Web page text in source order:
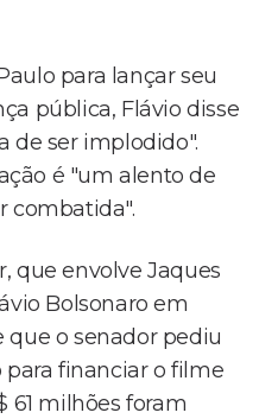
para lançar seu
pública, Flávio disse
de ser implodido".
é "um alento de
combatida".
que envolve Jaques
Bolsonaro em
que o senador pediu
para financiar o filme
61 milhões foram